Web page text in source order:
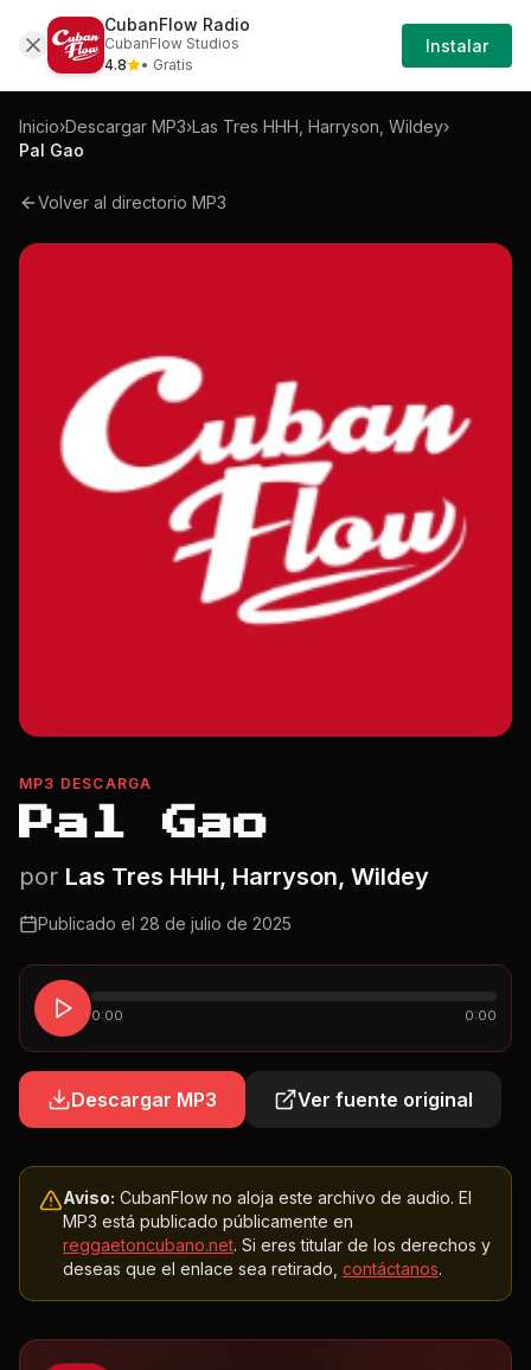
Mp3 Las-tres-hhh-harryson-wildey-pal-gao-
Iniciar
Sesión
Inicio›Descargar MP3›Las Tres HHH, Harryson, Wildey›
Pal Gao
Volver al directorio MP3
MP3 DESCARGA
Pal Gao
por Las Tres HHH, Harryson, Wildey
Publicado el 28 de julio de 2025
0:00 0:00
Descargar MP3 Ver fuente original
Aviso: CubanFlow no aloja este archivo de audio. El
MP3 está publicado públicamente en
reggaetoncubano.net. Si eres titular de los derechos y
deseas que el enlace sea retirado, contáctanos.
CubanFlow Radio
CubanFlow Studios
4.8
• Gratis
Instalar